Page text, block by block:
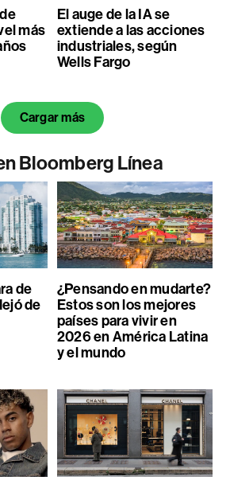
más
El auge de la IA se
extiende a las acciones
industriales, según
Wells Fargo
Cargar más
Bloomberg Línea
de
de
¿Pensando en mudarte?
Estos son los mejores
países para vivir en
2026 en América Latina
y el mundo